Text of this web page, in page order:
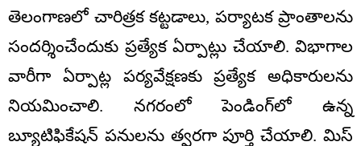
తెలంగాణలో చారిత్రక కట్టడాలు, పర్యాటక ప్రాంతాలను
సందర్శించేందుకు ప్రత్యేక ఏర్పాట్లు చేయాలి. విభాగాల
వారీగా ఏర్పాట్ల పర్యవేక్షణకు ప్రత్యేక అధికారులను
నియమించాలి. నగరంలో పెండింగ్‌లో ఉన్న
బ్యూటిఫికేషన్ పనులను త్వరగా పూర్తి చేయాలి. మిస్